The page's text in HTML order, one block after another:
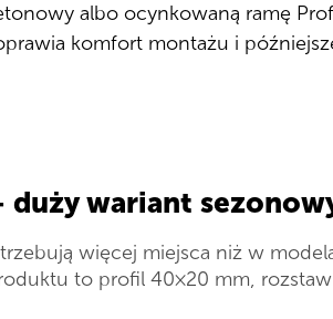
albo ocynkowaną ramę
komfort montażu i
duży wariant
więcej miejsca niż w
to profil 40×20 mm,